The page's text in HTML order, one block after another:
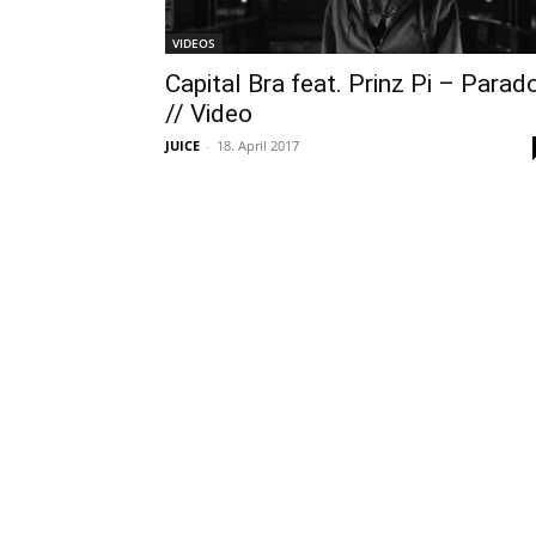
VIDEOS
Capital Bra feat. Prinz Pi –
// Video
JUICE - 18. April 2017